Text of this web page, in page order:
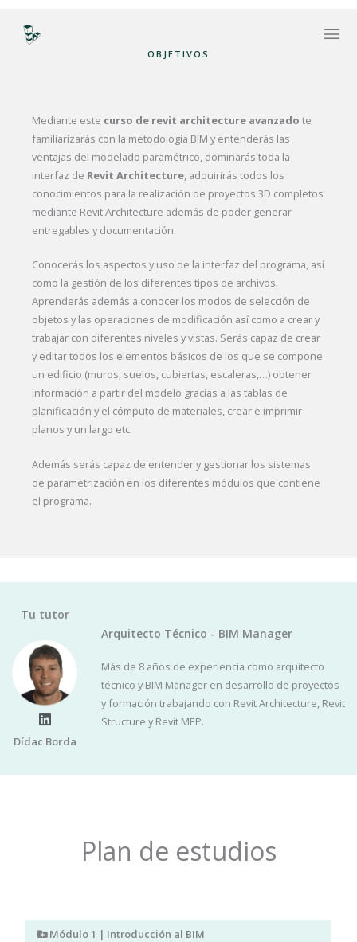
OBJETIVOS
Mediante este curso de revit architecture avanzado te
familiarizarás con la metodología BIM y entenderás las
ventajas del modelado paramétrico, dominarás toda la
interfaz de Revit Architecture, adquirirás todos los
conocimientos para la realización de proyectos 3D completos
mediante Revit Architecture además de poder generar
entregables y documentación.
Conocerás los aspectos y uso de la interfaz del programa, así
como la gestión de los diferentes tipos de archivos.
Aprenderás además a conocer los modos de selección de
objetos y las operaciones de modificación así como a crear y
trabajar con diferentes niveles y vistas. Serás capaz de crear
y editar todos los elementos básicos de los que se compone
un edificio (muros, suelos, cubiertas, escaleras,…) obtener
información a partir del modelo gracias a las tablas de
planificación y el cómputo de materiales, crear e imprimir
planos y un largo etc.
Además serás capaz de entender y gestionar los sistemas
de parametrización en los diferentes módulos que contiene
el programa.
Tu tutor
L
i
Dídac Borda
Arquitecto Técnico - BIM Manager
Más de 8 años de experiencia como arquitecto
técnico y BIM Manager en desarrollo de proyectos
y formación trabajando con Revit Architecture, Revit
Structure y Revit MEP.
Plan de estudios
Módulo 1 | Introducción al BIM